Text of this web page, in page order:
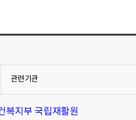
관련기관